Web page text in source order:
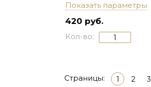
Показать параметры
420 руб.
Кол-во:
Страницы: 1 2 3